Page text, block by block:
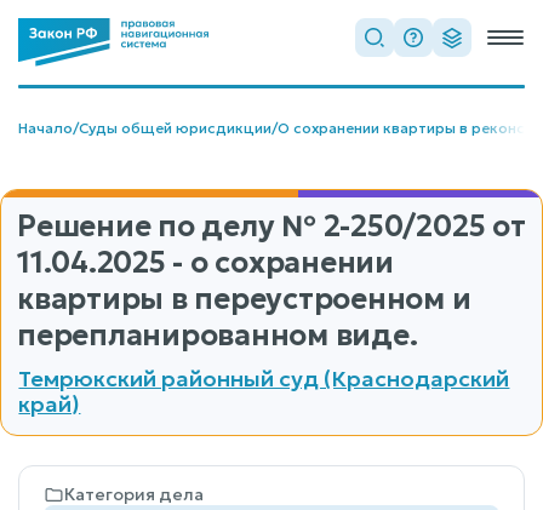
Начало/Суды общей юрисдикции/О сохранении квартиры в
Решение по делу № 2-250/2025 от
11.04.2025 - о сохранении
квартиры в переустроенном и
перепланированном виде.
Темрюкский районный суд (Краснодарский
край)
Категория дела